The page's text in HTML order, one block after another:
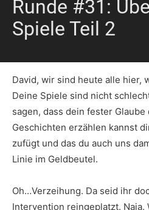
Runde #31:
Spiele Teil 2
David, wir sind heute alle hier,
Deine Spiele sind nicht
sagen, dass dein fester Glaube
Geschichten erzählen kannst
zufügt und das du auch uns
Linie im Geldbeutel.
Oh…Verzeihung. Da seid ihr
Intervention reingeplatzt. Naja.